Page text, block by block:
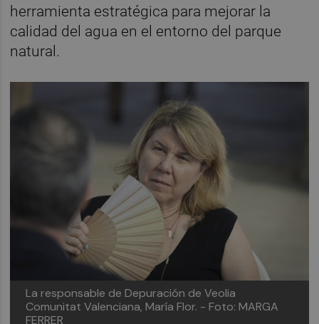
herramienta estratégica para mejorar la
calidad del agua en el entorno del parque
natural.
La responsable de Depuración de Veolia
Comunitat Valenciana, María Flor. - Foto: MARGA
FERRER